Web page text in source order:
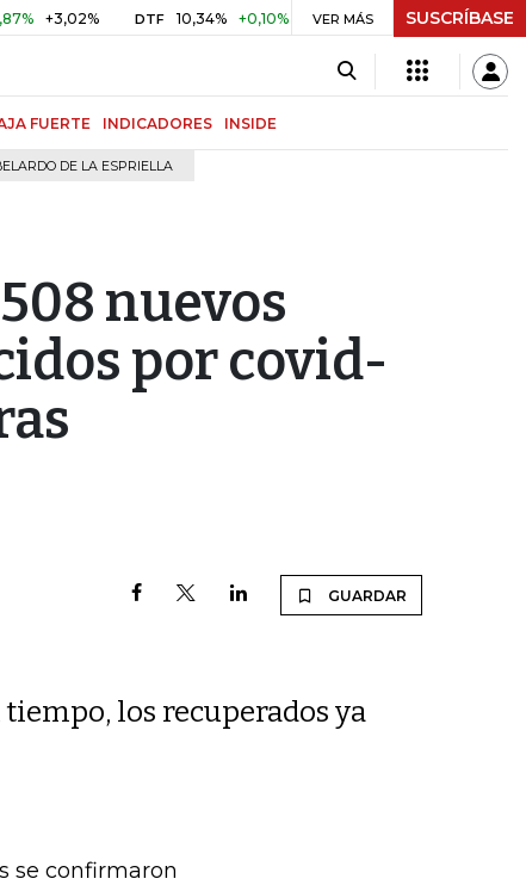
DTF 10,34% +0,10% +0,98% UVR $ 416,96 +$ 0,05
VER MÁS SUSCRÍBASE
FUERTE INDICADORES INSIDE
DE LA ESPRIELLA
nuevos
por covid-
GUARDAR
tiempo, los recuperados ya
se confirmaron